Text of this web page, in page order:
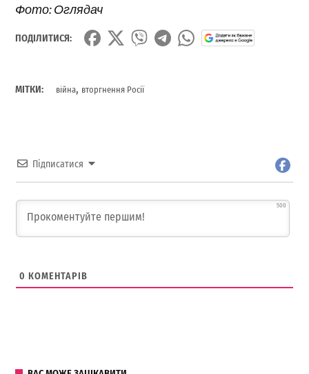
Фото: Оглядач
ПОДІЛИТИСЯ:
МІТКИ: війна, вторгнення Росії
Підписатися
500
0 КОМЕНТАРІВ